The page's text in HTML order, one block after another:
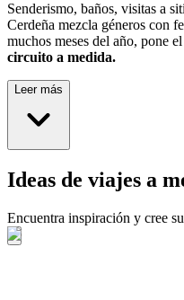
Senderismo, baños, visitas a
Cerdeña mezcla géneros con
muchos meses del año, pone
circuito a medida.
Leer más
Ideas de viajes a
Encuentra inspiración y cree